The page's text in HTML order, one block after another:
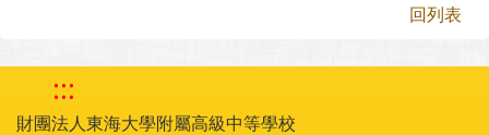
回列表
:::
財團法人東海大學附屬高級中等學校